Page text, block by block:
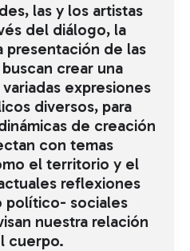
las y los artistas
del diálogo, la
presentación de las
crear una
expresiones
diversos, para
de creación
con temas
el territorio y el
reflexiones
político- sociales
nuestra relación
cuerpo.